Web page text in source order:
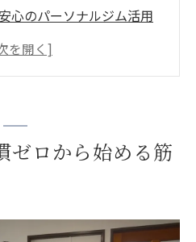
心のパーソナルジム活用
陥りやすい壁と解決策
した無理ない健康習慣
自の健康サポートを解説
習慣の作り方と工夫
ゼロから始める筋